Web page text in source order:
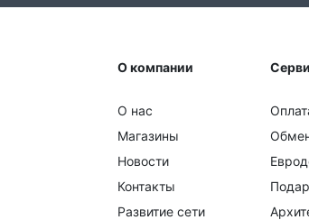
О компании
О нас
Магазины
Новости
Контакты
Развитие сети